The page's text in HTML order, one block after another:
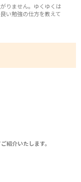
りません。ゆくゆくは
い勉強の仕方を教えて
紹介いたします。